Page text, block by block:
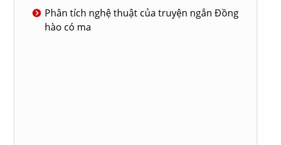
Phân tích nghệ thuật của truyện ngắn Đồng
hào có ma